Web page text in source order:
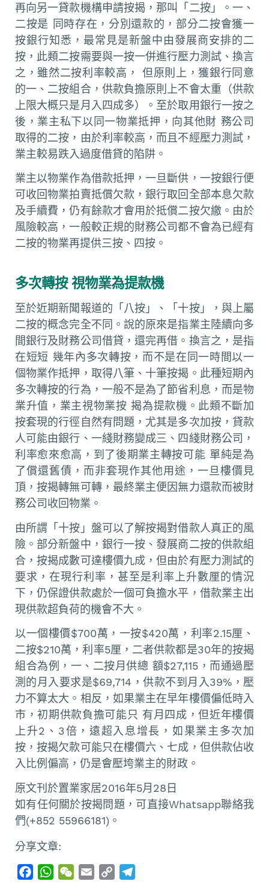
再向另一貸款機構申請按揭，那叫「二按」。一、
二按是 同時存在，分別還款的，部分二按會獲一
按銀行知悉，最常見是新盤中由發展商安排的二
按，此類二按需要與一按一併進行壓力測試、換言
之，雖然二按利率較高， 但原則上，獲銀行同意
的一、二按組合，供款負擔原則上不會太重（供款
上限大概只是月入四成多）。至於取用銀行一按之
後，業主私下以同一物業抵押，向其他財 務公司
取得的二按，由於利率較高，而且不經壓力測試，
業主較易跌入過度借貸的陷阱。
業主以物業作為借款抵押，一旦斷供，一按銀行便
可收回物業拍賣抵償欠款，銀行取回全部本息欠款
及手續費，仍有餘款才會用於抵償二按欠繳。由於
風險較高，一般較正規的財務公司都不會為已經有
二按的物業再提供三按、四按。
多次轉按 視物業為提款機
至於近期新聞報道的「八按」、「十按」，與上屬
二按的概念完全不同。說的原來是指業主陸續向多
間銀行及財務公司借貸，還完再借。換言之，是指
在短短 幾年內多次轉按，而不是在同一時間以一
個物業作抵押，取得八筆、十筆按揭。此種短期內
多次轉按的行為，一般不是為了節省利息，而是物
業升值，業主視物業按 揭為提款機。此類不斷加
按套現的行徑自然有問題，尤其是多次加按，貸款
人可能由銀行、一綫財務變成三、四綫財務公司，
利率愈來愈高，到了後期業主轉按可能 單純是為
了償還舊債，而非套現作其他用途，一旦樓價見
頂，按揭轉無可轉，最終業主便因無力還款而被財
務公司收回物業。
由所謂「十按」盤可以了解按揭對借款人真正的風
險。部分新盤中，銀行一按、發展商二按的供款組
合，按揭成數可達樓價九成，但由於有壓力測試的
要求，在現行利率，甚至是利率上升數厘的情況
下，仍保證供款處於一個可負擔水平，借款業主出
現供款超負荷的機會不大。
以一個樓價$700萬，一按$420萬，利率2.15厘、
二按$210萬，利率5厘，二者供款都是30年的按揭
組合為例，一、二按月供總 額$27,115，而通過壓
測的月入要求是$69,714，供款不到月入39%，壓
力不算太大。相反，如果業主在早年樓價偏低時入
市，初期供款負擔可能只 有月四成，但近年樓價
上升2、3倍，遠超入息增長，如果業主多次加
按，按揭欠款可能只在樓價六、七成，但供款佔收
入比例偏高，仍是會壓垮業主的財政。
原文刊於置業家居2016年5月28日
如有任何關於按揭問題，可直接Whatsapp聯絡我
們(+852 55966181)。
分享文章:
W
W